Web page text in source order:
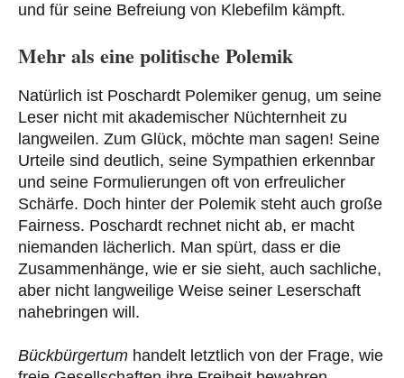
und für seine Befreiung von Klebefilm kämpft.
Mehr als eine politische Polemik
Natürlich ist Poschardt Polemiker genug, um seine
Leser nicht mit akademischer Nüchternheit zu
langweilen. Zum Glück, möchte man sagen! Seine
Urteile sind deutlich, seine Sympathien erkennbar
und seine Formulierungen oft von erfreulicher
Schärfe. Doch hinter der Polemik steht auch große
Fairness. Poschardt rechnet nicht ab, er macht
niemanden lächerlich. Man spürt, dass er die
Zusammenhänge, wie er sie sieht, auch sachliche,
aber nicht langweilige Weise seiner Leserschaft
nahebringen will.
Bückbürgertum handelt letztlich von der Frage, wie